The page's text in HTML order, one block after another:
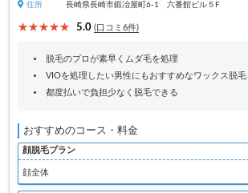
住所
長崎県長崎市鍛冶屋町6-1 六番館ビル５F
5.0 (口コミ6件)
脱毛のプロが素早くムダ毛を処理
VIOを処理したい男性にもおすすめなワックス脱毛
都度払いで負担少なく脱毛できる
おすすめのコース・料金
顔脱毛プラン
顔全体